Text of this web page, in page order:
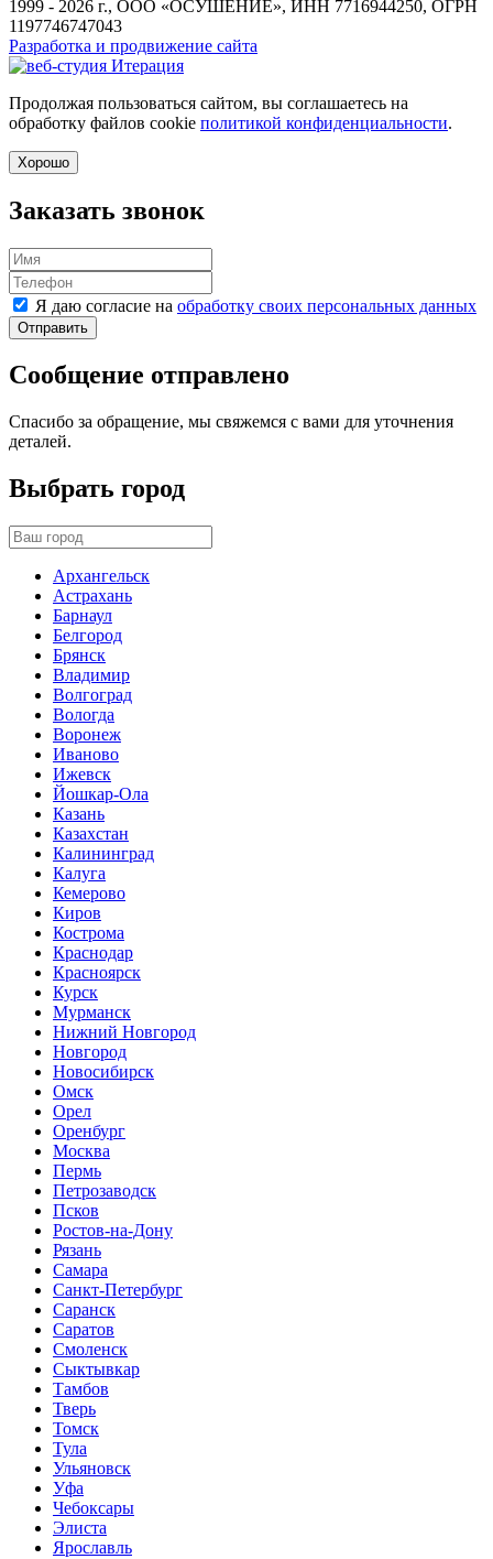
1999 - 2026 г., ООО «ОСУШЕНИЕ», ИНН 7716944250, ОГРН
1197746747043
Разработка и продвижение сайта
Продолжая пользоваться сайтом, вы соглашаетесь на
обработку файлов cookie политикой конфиденциальности.
Хорошо
Заказать звонок
Я даю согласие на обработку своих персональных данных
Отправить
Сообщение отправлено
Спасибо за обращение, мы свяжемся с вами для уточнения
деталей.
Выбрать город
Архангельск
Астрахань
Барнаул
Белгород
Брянск
Владимир
Волгоград
Вологда
Воронеж
Иваново
Ижевск
Йошкар-Ола
Казань
Казахстан
Калининград
Калуга
Кемерово
Киров
Кострома
Краснодар
Красноярск
Курск
Мурманск
Нижний Новгород
Новгород
Новосибирск
Омск
Орел
Оренбург
Москва
Пермь
Петрозаводск
Псков
Ростов-на-Дону
Рязань
Самара
Санкт-Петербург
Саранск
Саратов
Смоленск
Сыктывкар
Тамбов
Тверь
Томск
Тула
Ульяновск
Уфа
Чебоксары
Элиста
Ярославль